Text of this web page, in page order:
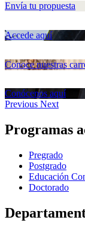
Envía tu propuesta
Accede aquí
Conoce nuestras
Conócenos aquí
Previous Next
Programas
Pregrado
Postgrado
Educación
Doctorado